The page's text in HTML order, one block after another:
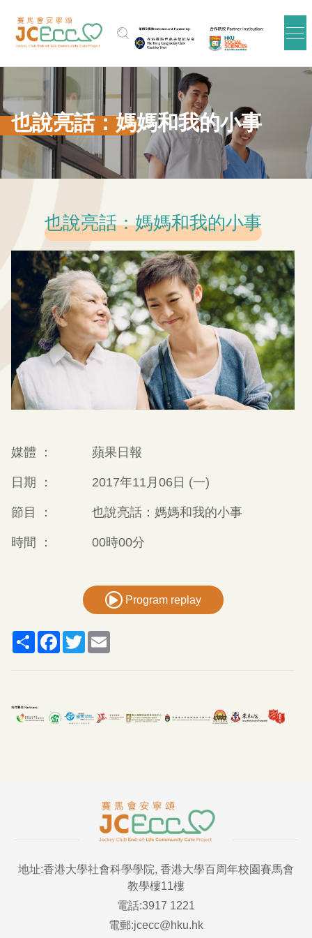
也說亮話：媽媽和我的小事
也說亮話：媽媽和我的小事
媒體 ： 蘋果日報
日期 ： 2017年11月06日 (一)
節目 ： 也說亮話：媽媽和我的小事
時間 ： 00時00分
Program replay
ShareFacebook
Twitter
地址:香港大學社會科學學院, 香港大學百周年校園賽馬會
教學樓11樓
電話:3917 1221
電郵:jcecc@hku.hk